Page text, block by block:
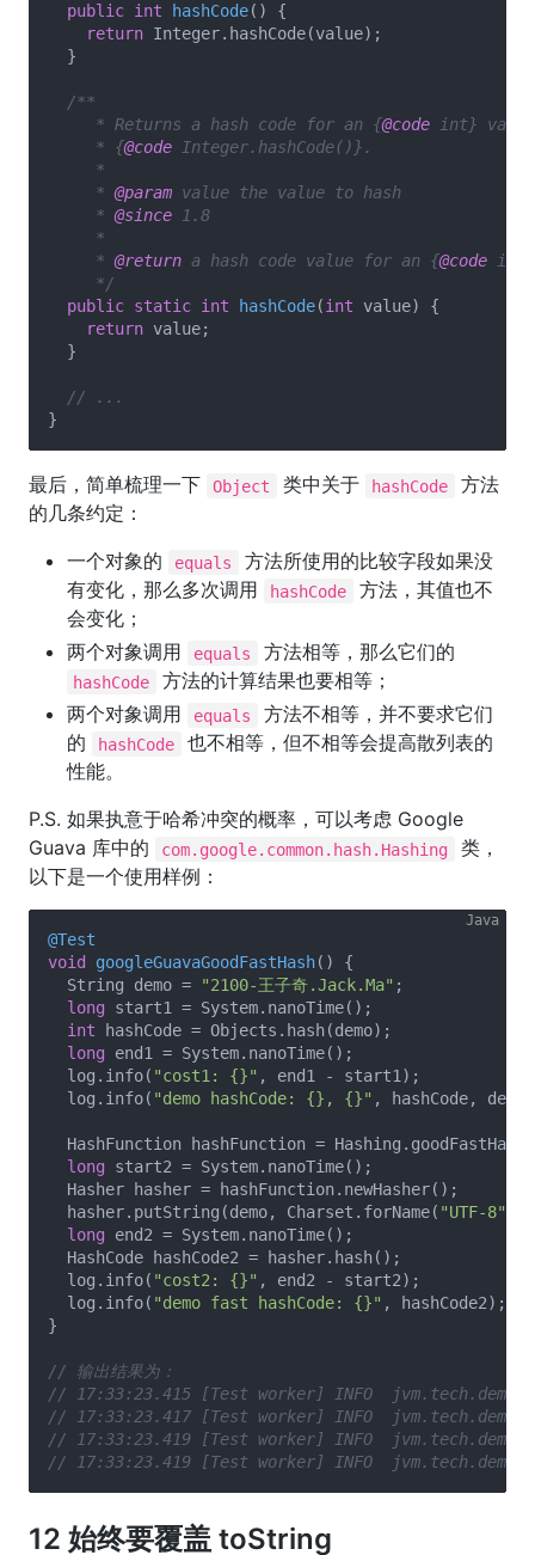
public int hashCode()
{
return Integer.hashCode(value);
  }
/**
     * Returns a hash code for an {
@code int}
     * {
@code Integer.hashCode()}.
     *
     *
@param value the value to hash
     *
@since 1.8
     *
     *
@return a hash code value for an {@code int}
     */
public static int hashCode(int value)
{
return value;
  }
// ...
最后，简单梳理一下 Object 类中关于 hashCode
方法
的几条约定：
一个对象的
equals
方法所使用的比较字段如果没
有变化，那么多次调用
hashCode
方法，其值也不
会变化；
两个对象调用
equals 方法相等，那么它们的
hashCode
方法的计算结果也要相等；
两个对象调用
equals
方法不相等，并不要求它们
的
hashCode
也不相等，但不相等会提高散列表的
性能。
P.S. 如果执意于哈希冲突的概率，可以考虑 Google
Guava 库中的
com.google.common.hash.Hashing
类，
以下是一个使用样例：
@Test
void
googleGuavaGoodFastHash()
{
  String demo =
"2100-王子奇.Jack.Ma" ;
long start1 = System.nanoTime();
int hashCode = Objects.hash(demo);
long end1 = System.nanoTime();
  log.info(
"cost1: {}" , end1 - start1);
  log.info(
"demo hashCode: {}, {}" , hashCode,
  HashFunction hashFunction = Hashing.goodFastHash(
long start2 = System.nanoTime();
  Hasher hasher = hashFunction.newHasher();
  hasher.putString(demo, Charset.forName(
"UTF-8"
long end2 = System.nanoTime();
  HashCode hashCode2 = hasher.hash();
  log.info(
"cost2: {}" , end2 - start2);
  log.info(
"demo fast hashCode: {}" , hashCode2);
}
// 输出结果为：
// 17:33:23.415 [Test worker] INFO
// 17:33:23.417 [Test worker] INFO
// 17:33:23.419 [Test worker] INFO
// 17:33:23.419 [Test worker] INFO
12 始终要覆盖 toString